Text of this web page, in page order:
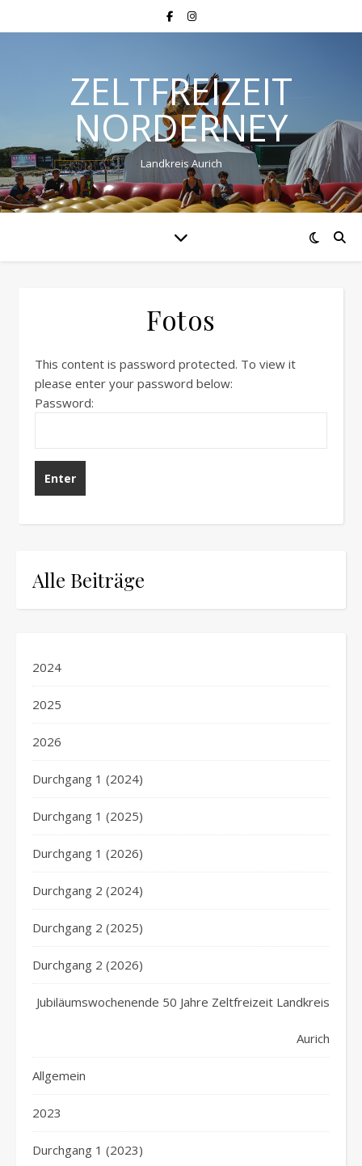
ZELTFREIZEIT
NORDERNEY
Landkreis Aurich
Fotos
This content is password protected. To view it
please enter your password below:
Password:
Alle Beiträge
2024
2025
2026
Durchgang 1 (2024)
Durchgang 1 (2025)
Durchgang 1 (2026)
Durchgang 2 (2024)
Durchgang 2 (2025)
Durchgang 2 (2026)
Jubiläumswochenende 50 Jahre Zeltfreizeit Landkreis
Aurich
Allgemein
2023
Durchgang 1 (2023)